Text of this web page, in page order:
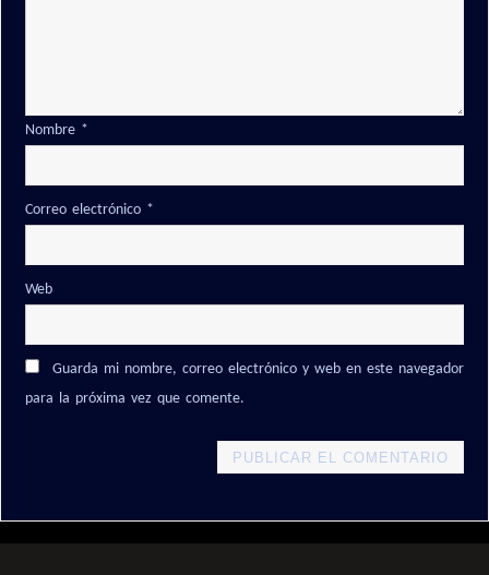
Nombre *
Correo electrónico *
Web
Guarda mi nombre, correo electrónico y web en este navegador
para la próxima vez que comente.